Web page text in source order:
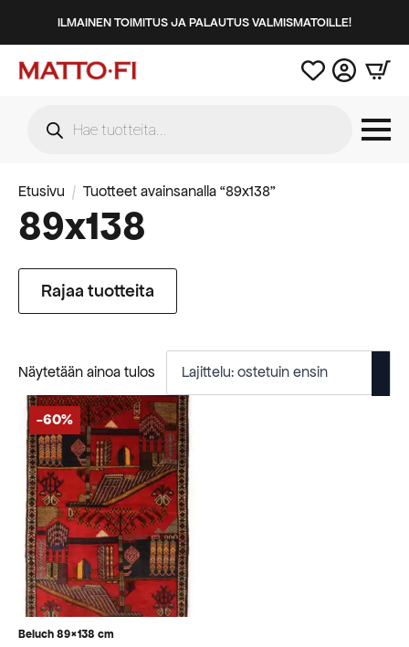
ILMAINEN TOIMITUS JA PALAUTUS VALMISMATOILLE!
search
Etusivu Tuotteet avainsanalla “89x138”
89x138
Rajaa tuotteita
Näytetään ainoa tulos
-60%
Beluch 89×138 cm